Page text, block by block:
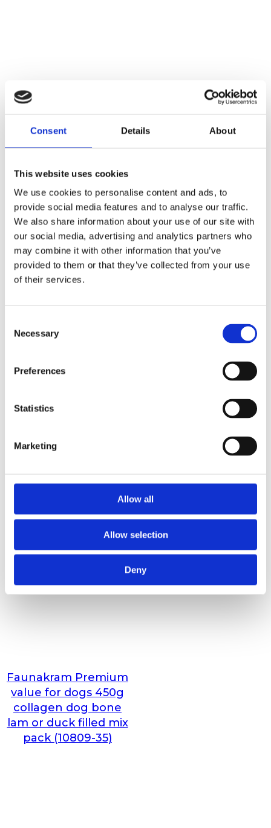
Consent Details About
This website uses cookies
We use cookies to personalise content and ads, to
provide social media features and to analyse our traffic.
We also share information about your use of our site with
our social media, advertising and analytics partners who
may combine it with other information that you’ve
provided to them or that they’ve collected from your use
of their services.
Selection
Necessary
Preferences
Statistics
Marketing
Allow all
Allow selection
Deny
Limited Edition Cubes
Small Chicken & Cod
Faunakram Premium
value for dogs 450g
collagen dog bone
lam or duck filled mix
pack (10809-35)